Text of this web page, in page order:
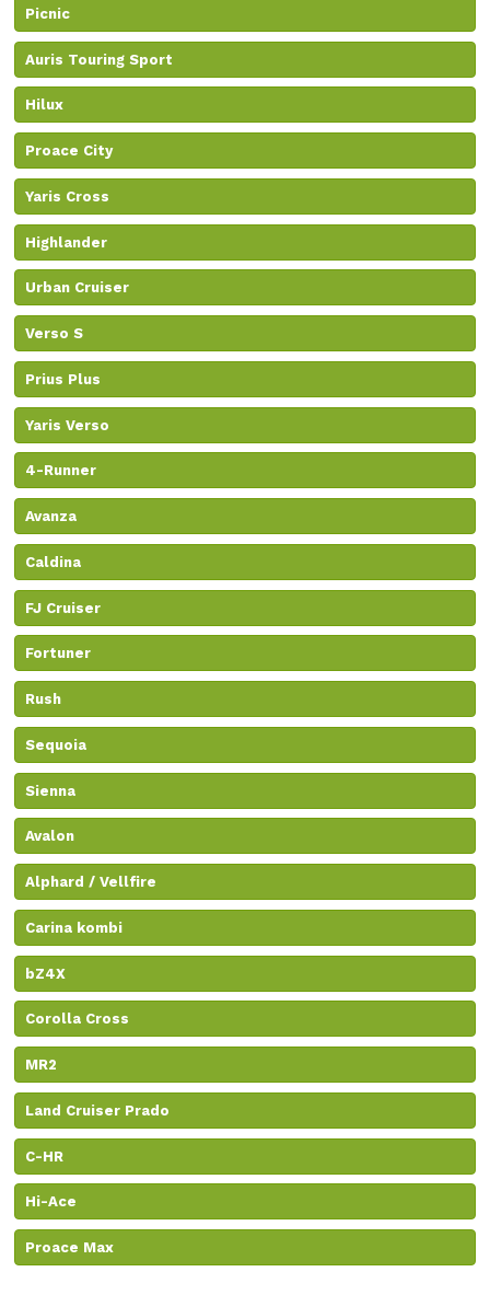
Picnic
Auris Touring Sport
Hilux
Proace City
Yaris Cross
Highlander
Urban Cruiser
Verso S
Prius Plus
Yaris Verso
4-Runner
Avanza
Caldina
FJ Cruiser
Fortuner
Rush
Sequoia
Sienna
Avalon
Alphard / Vellfire
Carina kombi
bZ4X
Corolla Cross
MR2
Land Cruiser Prado
C-HR
Hi-Ace
Proace Max